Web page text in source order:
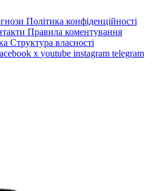
Політика конфіденційності
Правила коментування
Структура власності
x youtube instagram telegram